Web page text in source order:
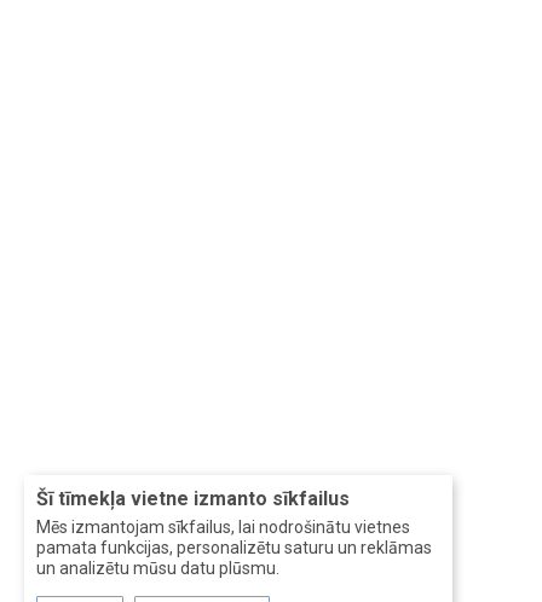
Šī tīmekļa vietne izmanto sīkfailus
Mēs izmantojam sīkfailus, lai nodrošinātu vietnes
pamata funkcijas, personalizētu saturu un reklāmas
un analizētu mūsu datu plūsmu.